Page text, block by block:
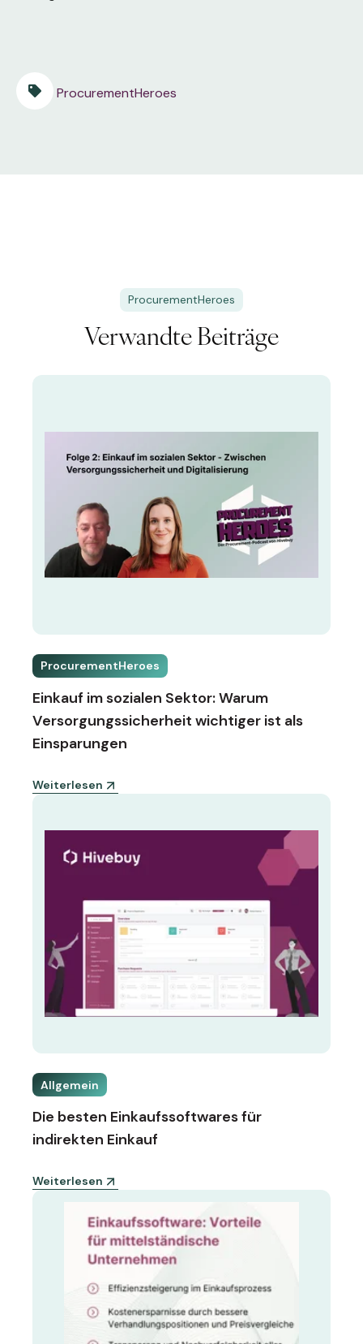
ProcurementHeroes
ProcurementHeroes
Verwandte Beiträge
ProcurementHeroes
Einkauf im sozialen Sektor: Warum
Versorgungssicherheit wichtiger ist als
Einsparungen
Weiterlesen
Allgemein
Die besten Einkaufssoftwares für
indirekten Einkauf
Weiterlesen